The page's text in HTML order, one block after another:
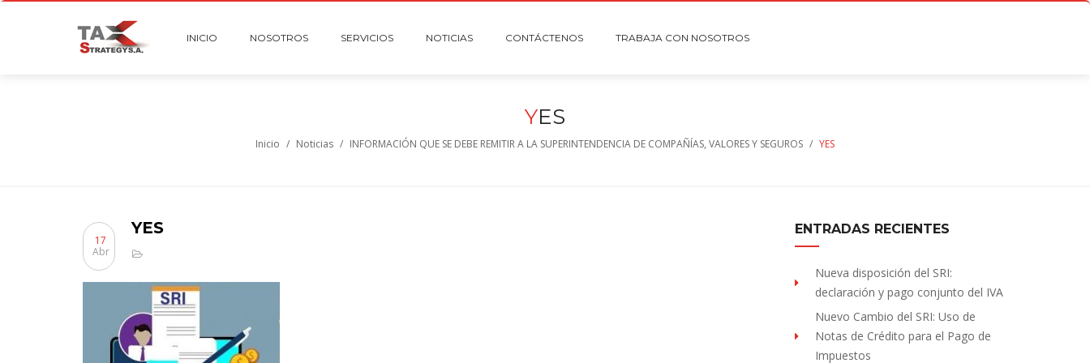
INICIO NOSOTROS SERVICIOS NOTICIAS CONTÁCTENOS TRABAJA CON NOSOTROS
YES
Inicio / Noticias / INFORMACIÓN QUE SE DEBE REMITIR A LA SUPERINTENDENCIA DE COMPAÑÍAS, VALORES Y SEGUROS / YES
YES
17
Abr
ENTRADAS RECIENTES
Nueva disposición del SRI:
declaración y pago conjunto del IVA
Nuevo Cambio del SRI: Uso de
Notas de Crédito para el Pago de
Impuestos